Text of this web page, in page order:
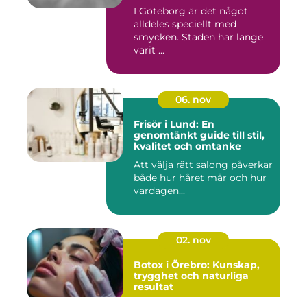
I Göteborg är det något
alldeles speciellt med
smycken. Staden har länge
varit ...
06. nov
Frisör i Lund: En
genomtänkt guide till stil,
kvalitet och omtanke
Att välja rätt salong påverkar
både hur håret mår och hur
vardagen...
02. nov
Botox i Örebro: Kunskap,
trygghet och naturliga
resultat